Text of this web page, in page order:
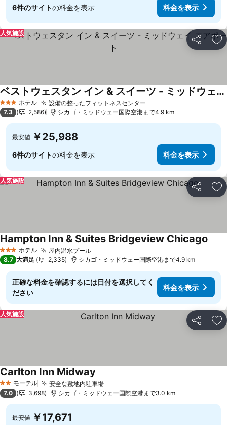
6件のサイトの料金を表示 料金を表示
シェア お
人気施設
3 ホテルのランク
ホテル 設備の整ったフィットネスセンター
ベストウェスタン イン & スイーツ - ミッドウェイ エアポート
料金を表示
7.3 2,586 シカゴ・ミッドウェー国際空港まで4.9 km
最安値 ￥25,988
6件のサイトの料金を表示 料金を表示
シェア お
人気施設
3 ホテルのランク
ホテル 屋内温水プール料金を表示
Hampton Inn & Suites Bridgeview Chicago
8.7 大満足 2,335 シカゴ・ミッドウェー国際空港まで4.9 km
正確な料金を確認するには日付を選択してく
ださい
料金を表示
シェア お
人気施設
2 ホテルのランク
モーテル 安全な敷地内駐車場料金を表示
Carlton Inn Midway
7.0 3,698 シカゴ・ミッドウェー国際空港まで3.0 km
最安値 ￥17,671